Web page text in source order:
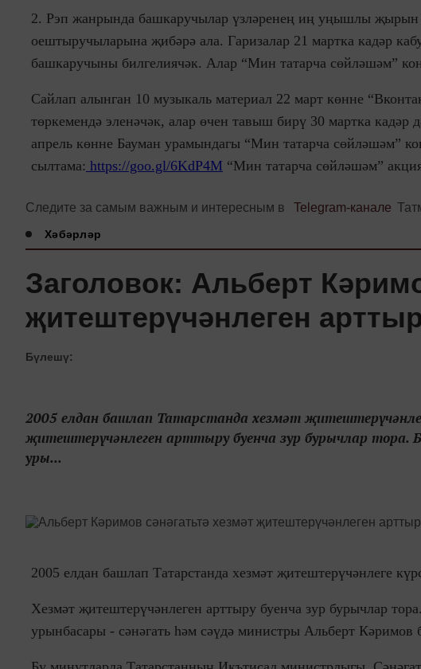
2. Рэп жанрында башкаручылар үзләренең иң уңышлы җырын
оештыручыларына җибәрә ала. Гаризалар 21 мартка кадәр
башкаручыны билгелиячәк. Алар “Мин татарча сөйләшәм”
Сайлап алынган 10 музыкаль материал 22 март көнне
төркемендә эленәчәк, алар өчен тавыш бирү 30 мартка
апрель көнне Бауман урамындагы “Мин татарча сөйләшәм”
сылтама: https://goo.gl/6KdP4M “Мин татарча сөйләшәм”
Следите за самым важным и интересным в Telegram-канале
Хәбәрләр
Заголовок: Альберт
җитештерүчәнлеген
Бүлешү:
2005 елдан башлап Татарстанда хезмәт
җитештерүчәнлеген арттыру буенча зур бурычлар
уры...
2005 елдан башлап Татарстанда хезмәт җитештерүчәнлеге
Хезмәт җитештерүчәнлеген арттыру буенча зур бурычлар
урынбасары - сәнәгать һәм сәүдә министры Альберт Кәримов